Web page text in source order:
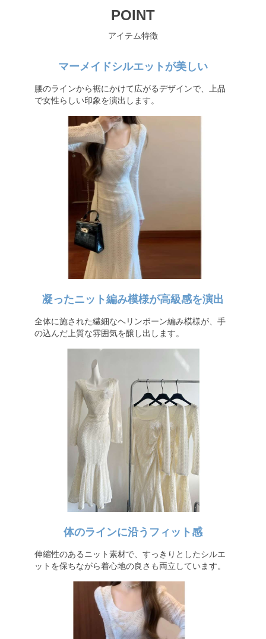
POINT
アイテム特徴
マーメイドシルエットが美しい
腰のラインから裾にかけて広がるデザインで、上品
で女性らしい印象を演出します。
凝ったニット編み模様が高級感を演出
全体に施された繊細なヘリンボーン編み模様が、手
の込んだ上質な雰囲気を醸し出します。
体のラインに沿うフィット感
伸縮性のあるニット素材で、すっきりとしたシルエ
ットを保ちながら着心地の良さも両立しています。